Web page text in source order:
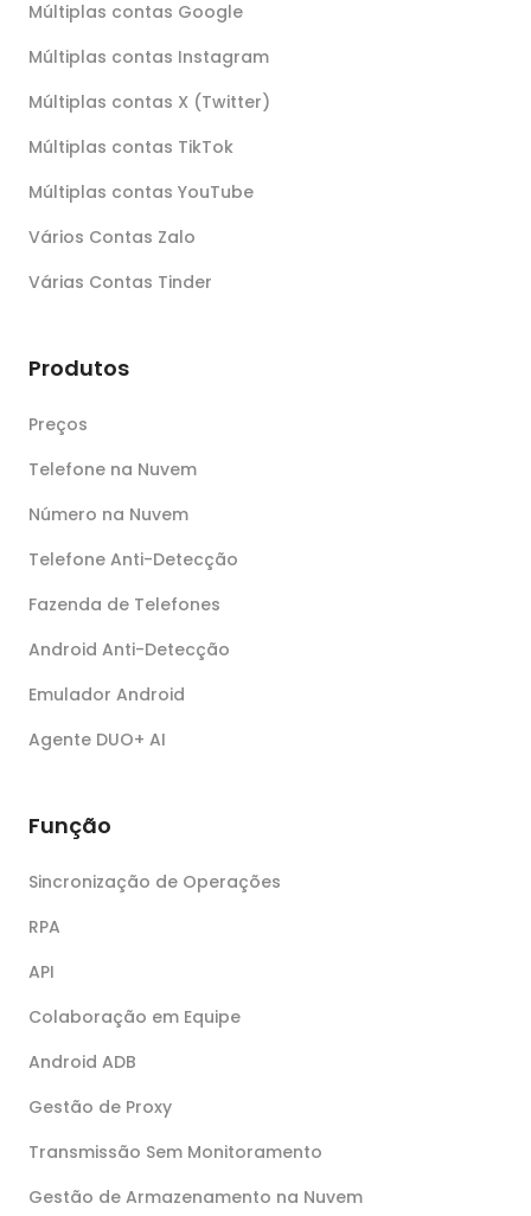
Múltiplas contas Google
Múltiplas contas Instagram
Múltiplas contas X (Twitter)
Múltiplas contas TikTok
Múltiplas contas YouTube
Vários Contas Zalo
Várias Contas Tinder
Produtos
Preços
Telefone na Nuvem
Número na Nuvem
Telefone Anti-Detecção
Fazenda de Telefones
Android Anti-Detecção
Emulador Android
Agente DUO+ AI
Função
Sincronização de Operações
RPA
API
Colaboração em Equipe
Android ADB
Gestão de Proxy
Transmissão Sem Monitoramento
Gestão de Armazenamento na Nuvem